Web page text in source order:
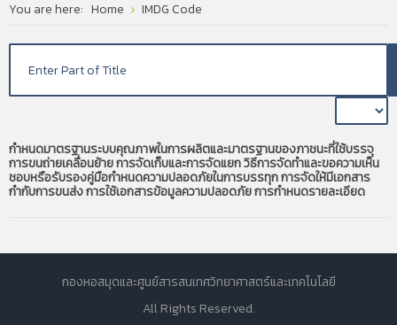
You are here: Home IMDG Code
กำหนดมาตรฐานระบบคุณภาพในการผลิตและมาตรฐานของภาชนะที่ใช้บรรจุ
การขนถ่ายเคลื่อนย้าย การจัดเก็บและการจัดแยก วิธีการจัดทำและขอความเห็น
ชอบหรือรับรองคู่มือกำหนดความปลอดภัยในการบรรทุก การจัดให้มีเอกสาร
กำกับการขนส่ง การใช้เอกสารข้อมูลความปลอดภัย การกำหนดรายละเอียด
กองหอสมุดและศูนย์สารสนเทศวิทยาศาสตร์และเทคโนโลยี
All Rights Reserved.